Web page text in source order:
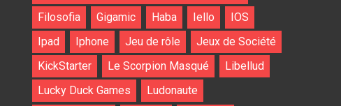
Filosofia
Gigamic Haba Iello
IOS
Ipad
Iphone Jeu de rôle
Jeux de Société
KickStarter
Le Scorpion Masqué
Libellud
Lucky Duck Games
Ludonaute